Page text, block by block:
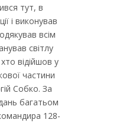
тут, в
і виконував
всім
світлу
відійшов у
частини
Собко. За
багатьом
128-